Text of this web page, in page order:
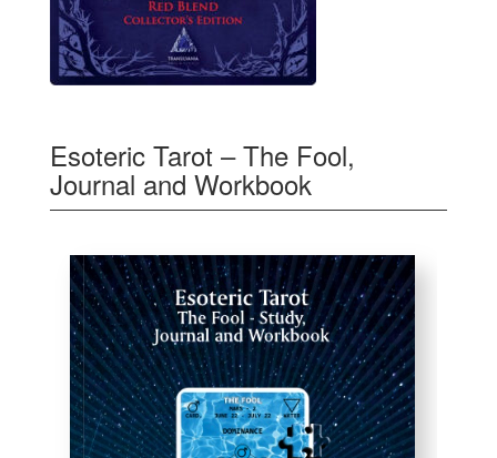
Esoteric Tarot – The Fool,
Journal and Workbook